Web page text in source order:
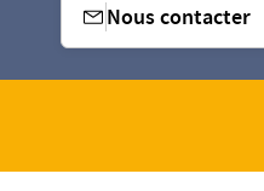
en garantissant la
Nous contacter